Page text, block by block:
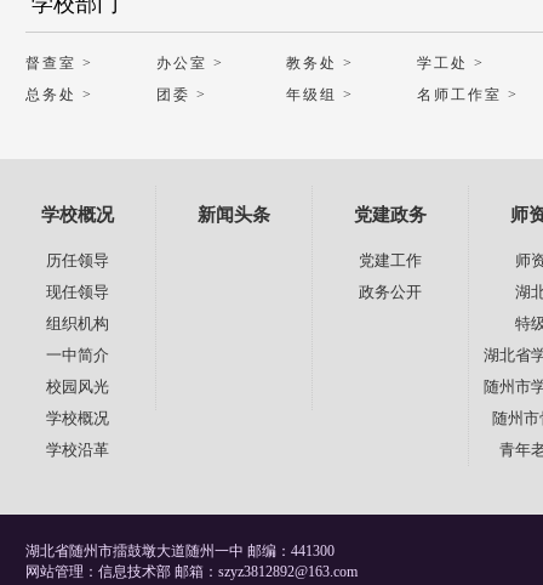
督查室 > 办公室 > 教务处 >
学工处 >
总务处 >
团委 > 年级组 > 名师工作室 >
学校概况
历任领导
现任领导
组织机构
一中简介
校园风光
学校概况
学校沿革
新闻头条 党建政务
党建工作
政务公开
师
师
湖
特
湖北省
随州市
随州
青年
湖北省随州市擂鼓墩大道随州一中 邮编：441300
网站管理：信息技术部 邮箱：szyz3812892@163.com